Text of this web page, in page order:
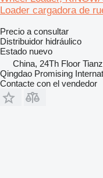
Loader cargadora de
Precio a consultar
Distribuidor hidráulico
Estado nuevo
China, 24Th Floor
Qingdao Promising
Contacte con el vendedor